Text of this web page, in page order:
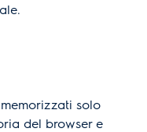
solo
del browser e